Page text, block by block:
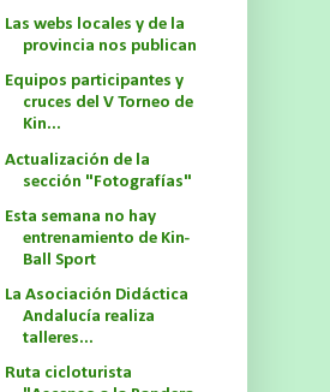
Las webs locales y de la
provincia nos publican
Equipos participantes y
cruces del V Torneo de
Kin...
Actualización de la
sección "Fotografías"
Esta semana no hay
entrenamiento de Kin-
Ball Sport
La Asociación Didáctica
Andalucía realiza
talleres...
Ruta cicloturista